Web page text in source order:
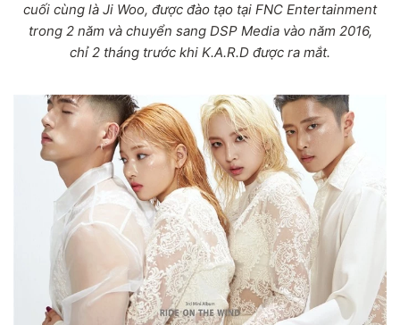
cuối cùng là Ji Woo, được đào tạo tại FNC Entertainment
trong 2 năm và chuyển sang DSP Media vào năm 2016,
chỉ 2 tháng trước khi K.A.R.D được ra mắt.